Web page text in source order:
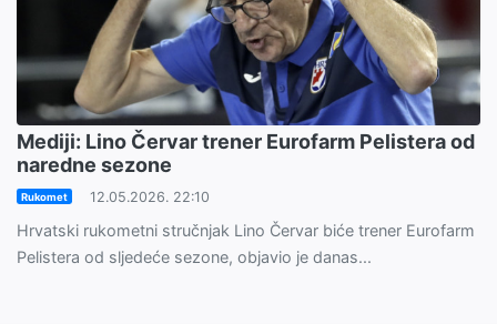
Mediji: Lino Červar trener Eurofarm Pelistera od
naredne sezone
Rukomet 12.05.2026. 22:10
Hrvatski rukometni stručnjak Lino Červar biće trener Eurofarm
Pelistera od sljedeće sezone, objavio je danas...